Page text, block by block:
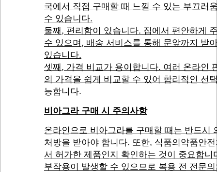
국에서 직접 구매할 때 느낄 수 있는 부끄러
수 있습니다.
둘째, 편리함이 있습니다. 집에서 편안하게
수 있으며, 배송 서비스를 통해 문앞까지 받
있습니다.
셋째, 가격 비교가 용이합니다. 여러 온라인
의 가격을 쉽게 비교할 수 있어 합리적인 선
능합니다.
비아그라 구매 시 주의사항
온라인으로 비아그라를 구매할 때는 반드시
처방을 받아야 합니다. 또한, 식품의약품안
서 허가한 제품인지 확인하는 것이 중요합니
부작용이 발생할 수 있으므로 복용 전 전문